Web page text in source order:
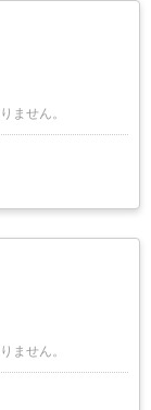
ません。
ません。